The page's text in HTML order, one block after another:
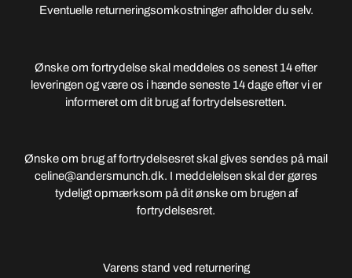
Eventuelle returneringsomkostninger afholder du selv.
Ønske om fortrydelse skal meddeles os senest 14 efter
leveringen og være os i hænde seneste 14 dage efter vi er
informeret om dit brug af fortrydelsesretten.
Ønske om brug af fortrydelsesret skal gives sendes på mail
celine@andersmunch.dk. I meddelelsen skal der gøres
tydeligt opmærksom på dit ønske om brugen af
fortrydelsesret.
Varens stand ved returnering